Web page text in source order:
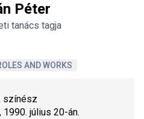
Péter
tanács tagja
AND WORKS
színész
július 20-án.